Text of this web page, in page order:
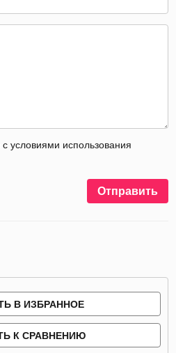
условиями использования
Отправить
В ИЗБРАННОЕ
К СРАВНЕНИЮ